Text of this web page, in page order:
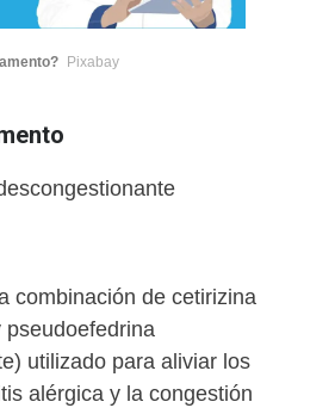
Pixabay
combinación de cetirizina
utilizado para aliviar los
alérgica y la congestión